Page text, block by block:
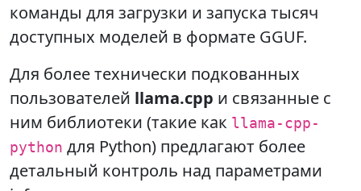
команды для загрузки и запуска тысяч
доступных моделей в формате GGUF.
Для более технически подкованных
пользователей llama.cpp и связанные с
ним библиотеки (такие как llama-cpp-
python для Python) предлагают более
детальный контроль над параметрами